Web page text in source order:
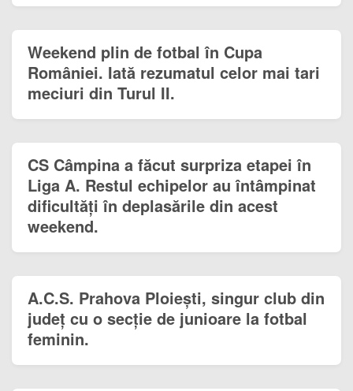
Weekend plin de fotbal în Cupa
României. Iată rezumatul celor mai tari
meciuri din Turul II.
CS Câmpina a făcut surpriza etapei în
Liga A. Restul echipelor au întâmpinat
dificultăți în deplasările din acest
weekend.
A.C.S. Prahova Ploiești, singur club din
județ cu o secție de junioare la fotbal
feminin.